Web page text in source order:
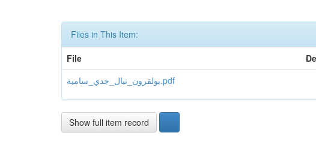
Files in This Item:
File
بولقرون_نبال_جدي_سامية.pdf
Show full item record